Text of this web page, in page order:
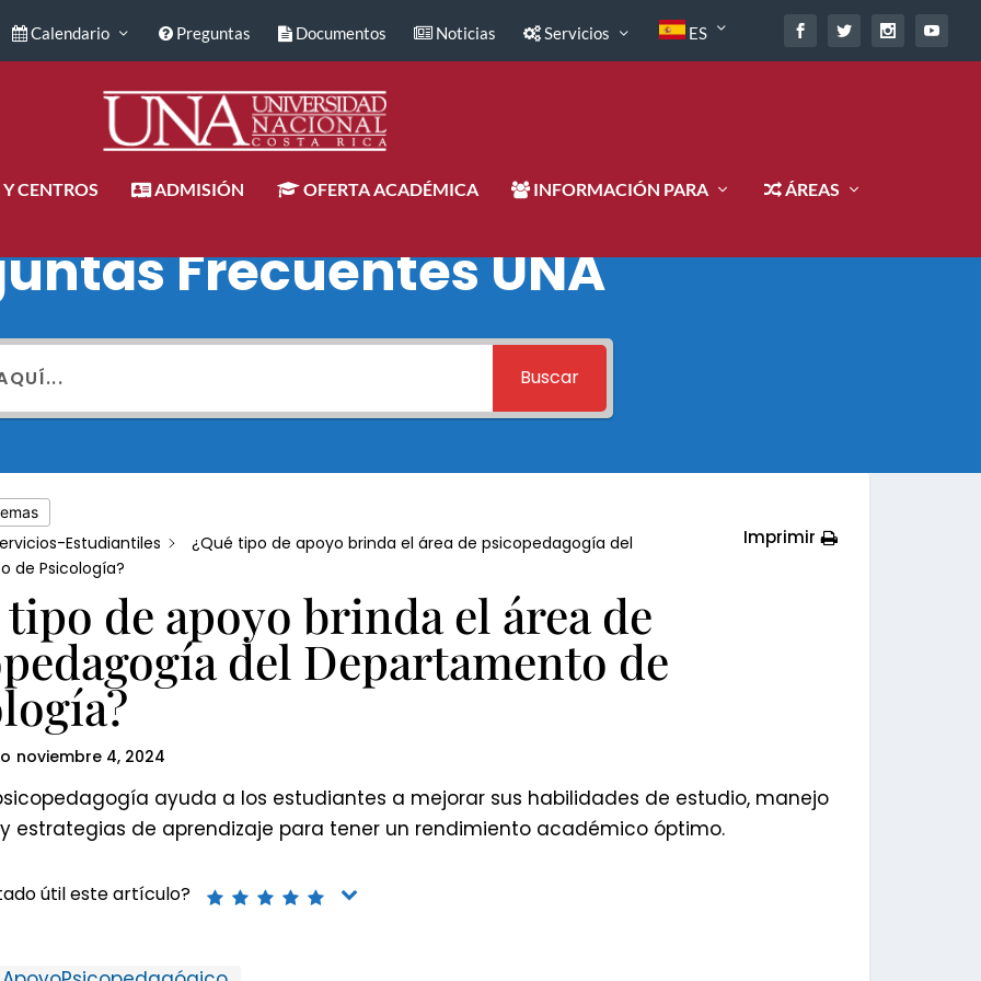
Calendario Preguntas Documentos Noticias Servicios ES
CENTROS ADMISIÓN OFERTA ACADÉMICA INFORMACIÓN PARA ÁREAS
Frecuentes UNA
Buscar
Estudiantiles
¿Qué tipo de apoyo brinda el área de psicopedagogía del
de Psicología?
Imprimir
tipo de apoyo brinda el área de
del Departamento de
noviembre 4, 2024
ayuda a los estudiantes a mejorar sus habilidades de estudio, manejo
estrategias de aprendizaje para tener un rendimiento académico óptimo.
útil este artículo?